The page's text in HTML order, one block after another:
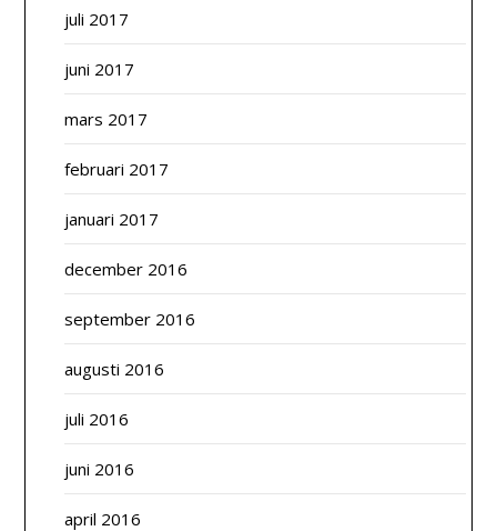
juli 2017
juni 2017
mars 2017
februari 2017
januari 2017
december 2016
september 2016
augusti 2016
juli 2016
juni 2016
april 2016